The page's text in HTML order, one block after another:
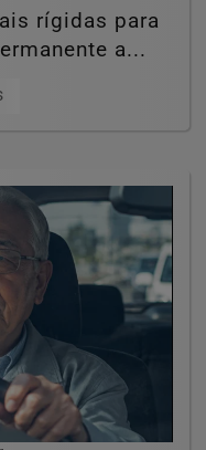
rígidas para
a...